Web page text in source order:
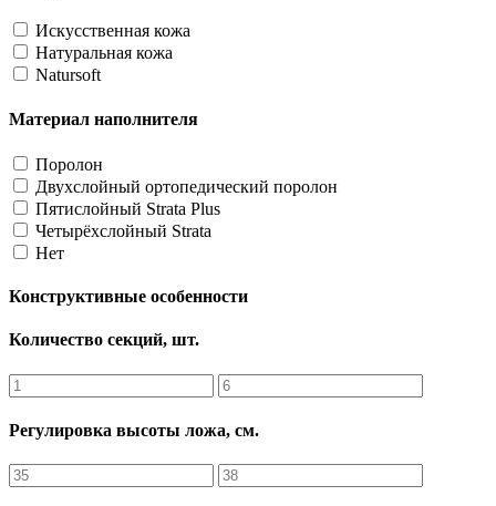
Искусственная кожа
Натуральная кожа
Natursoft
Материал наполнителя
Поролон
Двухслойный ортопедический поролон
Пятислойный Strata Plus
Четырёхслойный Strata
Нет
Конструктивные особенности
Количество секций, шт.
Регулировка высоты ложа, см.